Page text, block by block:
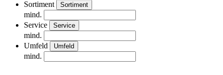
Sortiment
Sortiment
mind.
Service
Service
mind.
Umfeld
Umfeld
mind.